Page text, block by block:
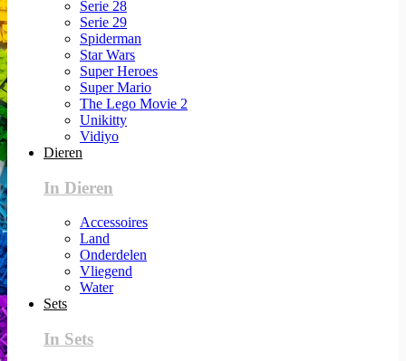
Serie 28
Serie 29
Spiderman
Star Wars
Super Heroes
Super Mario
The Lego Movie 2
Unikitty
Vidiyo
Dieren
In Dieren
Accessoires
Land
Onderdelen
Vliegend
Water
Sets
In Sets